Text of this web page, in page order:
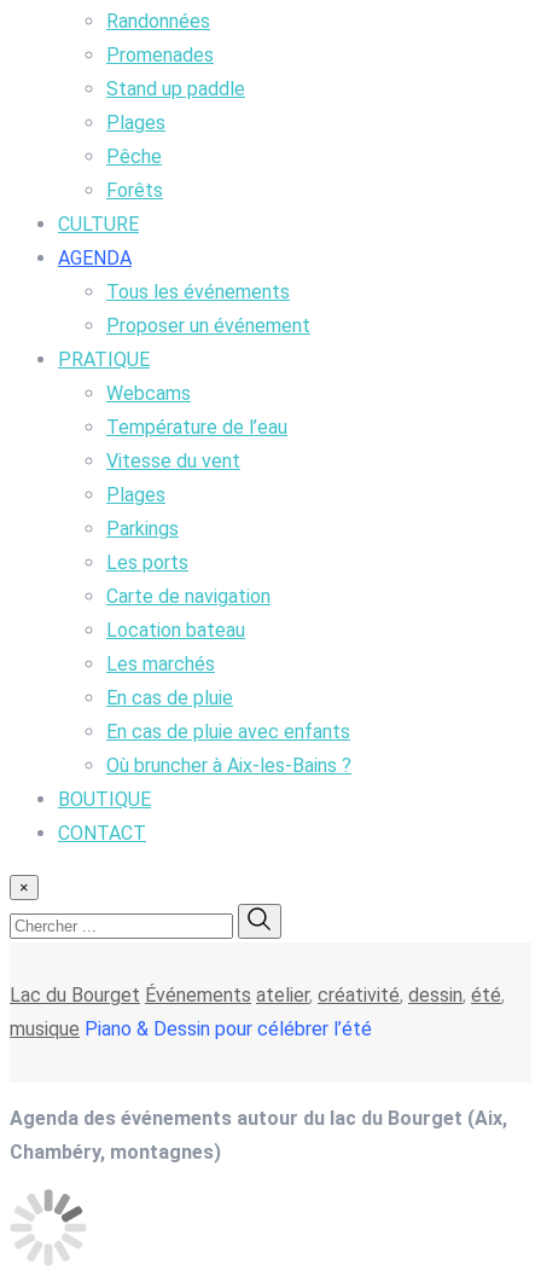
Randonnées
Promenades
Stand up paddle
Plages
Pêche
Forêts
CULTURE
AGENDA
Tous les événements
Proposer un événement
PRATIQUE
Webcams
Température de l’eau
Vitesse du vent
Plages
Parkings
Les ports
Carte de navigation
Location bateau
Les marchés
En cas de pluie
En cas de pluie avec enfants
Où bruncher à Aix-les-Bains ?
BOUTIQUE
CONTACT
×
Lac du Bourget Événements atelier, créativité, dessin, été,
musique Piano & Dessin pour célébrer l’été
Agenda des événements autour du lac du Bourget (Aix,
Chambéry, montagnes)